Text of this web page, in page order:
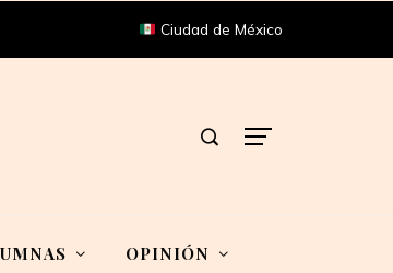
Ciudad de México
OPINIÓN